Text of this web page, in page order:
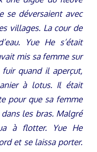
se déversaient avec
villages. La cour de
Yue He s’était
mis sa femme sur
fuir quand il aperçut,
à lotus. Il était
pour que sa femme
dans les bras. Malgré
à flotter. Yue He
et se laissa porter.